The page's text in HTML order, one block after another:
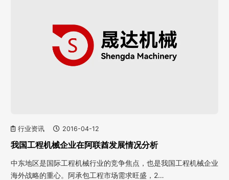
行业资讯 2016-04-12
我国工程机械企业在阿联酋发展情况分析
中东地区是国际工程机械行业的竞争焦点，也是我国工程机械企业
海外战略的重心。阿承包工程市场需求旺盛，2…